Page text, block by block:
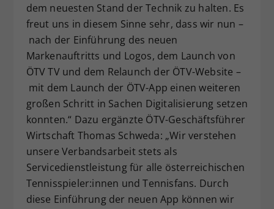
dem neuesten Stand der Technik zu halten. Es
freut uns in diesem Sinne sehr, dass wir nun –
nach der Einführung des neuen
Markenauftritts und Logos, dem Launch von
ÖTV TV und dem Relaunch der ÖTV-Website –
mit dem Launch der ÖTV-App einen weiteren
großen Schritt in Sachen Digitalisierung setzen
konnten.“ Dazu ergänzte ÖTV-Geschäftsführer
Wirtschaft Thomas Schweda: „Wir verstehen
unsere Verbandsarbeit stets als
Servicedienstleistung für alle österreichischen
Tennisspieler:innen und Tennisfans. Durch
diese Einführung der neuen App können wir